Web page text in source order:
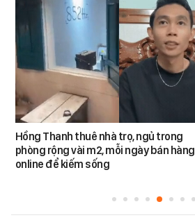
Hồng Thanh thuê nhà trọ, ngủ trong
phòng rộng vài m2, mỗi ngày bán hàng
online để kiếm sống